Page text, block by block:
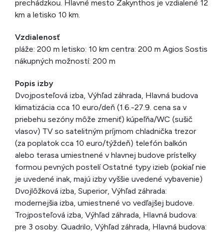
prechádzkou. Hlavné mesto Zakynthos je vzdialené 12
km a letisko 10 km.
Vzdialenosť
pláže: 200 m letisko: 10 km centra: 200 m Agios Sostis
nákupných možností: 200 m
Popis izby
Dvojposteľová izba, Výhľad záhrada, Hlavná budova
klimatizácia cca 10 euro/deň (1.6.-27.9. cena sa v
priebehu sezóny môže zmeniť) kúpeľňa/WC (sušič
vlasov) TV so satelitným príjmom chladnička trezor
(za poplatok cca 10 euro/týždeň) telefón balkón
alebo terasa umiestnené v hlavnej budove prístelky
formou pevných postelí Ostatné typy izieb (pokiaľ nie
je uvedené inak, majú izby vyššie uvedené vybavenie)
Dvojlôžková izba, Superior, Výhľad záhrada:
modernejšia izba, umiestnené vo vedľajšej budove.
Trojposteľová izba, Výhľad záhrada, Hlavná budova:
pre 3 osoby. Quadrilo, Výhľad záhrada, Hlavná budova: